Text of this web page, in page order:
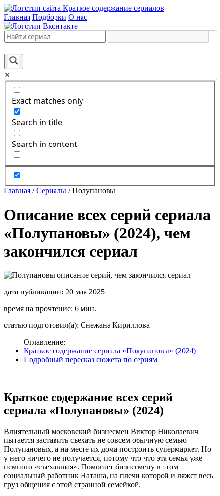
Краткое содержание сериалов
Главная Подборки О нас
Exact matches only
Search in title
Search in content
Главная /Сериалы /Полупановы
Описание всех серий сериала
«Полупановы» (2024), чем
закончился сериал
дата публикации: 20 мая 2025
время на прочтение: 6 мин.
статью подготовил(а): Снежана Кириллова
Оглавление:
Краткое содержание сериала «Полупановы» (2024)
Подробный пересказ сюжета по сериям
Краткое содержание всех серий
сериала «Полупановы» (2024)
Влиятельный московский бизнесмен Виктор Николаевич
пытается заставить съехать не совсем обычную семью
Полупановых, а на месте их дома построить супермаркет. Но
у него ничего не получается, потому что что эта семья уже
немного «съехавшая». Помогает бизнесмену в этом
социальный работник Наташа, на плечи которой и ляжет весь
груз общения с этой странной семейкой.